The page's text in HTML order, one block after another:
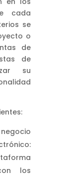
cada
se
o
de
de
su
los